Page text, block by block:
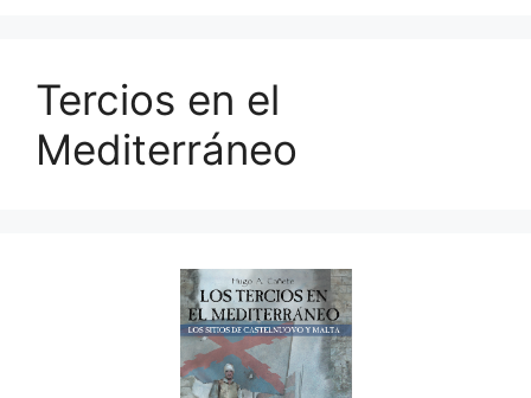
Tercios en el
Mediterráneo